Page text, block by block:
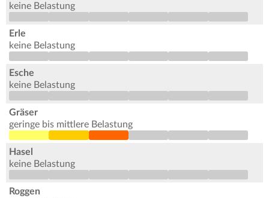
keine Belastung
Erle
keine Belastung
Esche
keine Belastung
Gräser
geringe bis mittlere Belastung
Hasel
keine Belastung
Roggen